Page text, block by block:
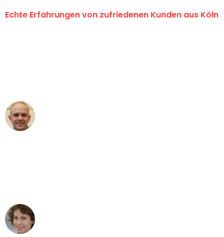
Echte Erfahrungen von zufriedenen Kunden aus Köln